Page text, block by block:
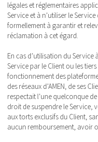
légales et réglementaires
Service et à n’utiliser le
formellement à garantir et
réclamation à cet égard.
En cas d’utilisation du Service
Service par le Client ou les
fonctionnement des
des réseaux d’AMEN, de ses
respectait l’une quelconque
droit de suspendre le Service,
aux torts exclusifs du Client,
aucun remboursement, avoir